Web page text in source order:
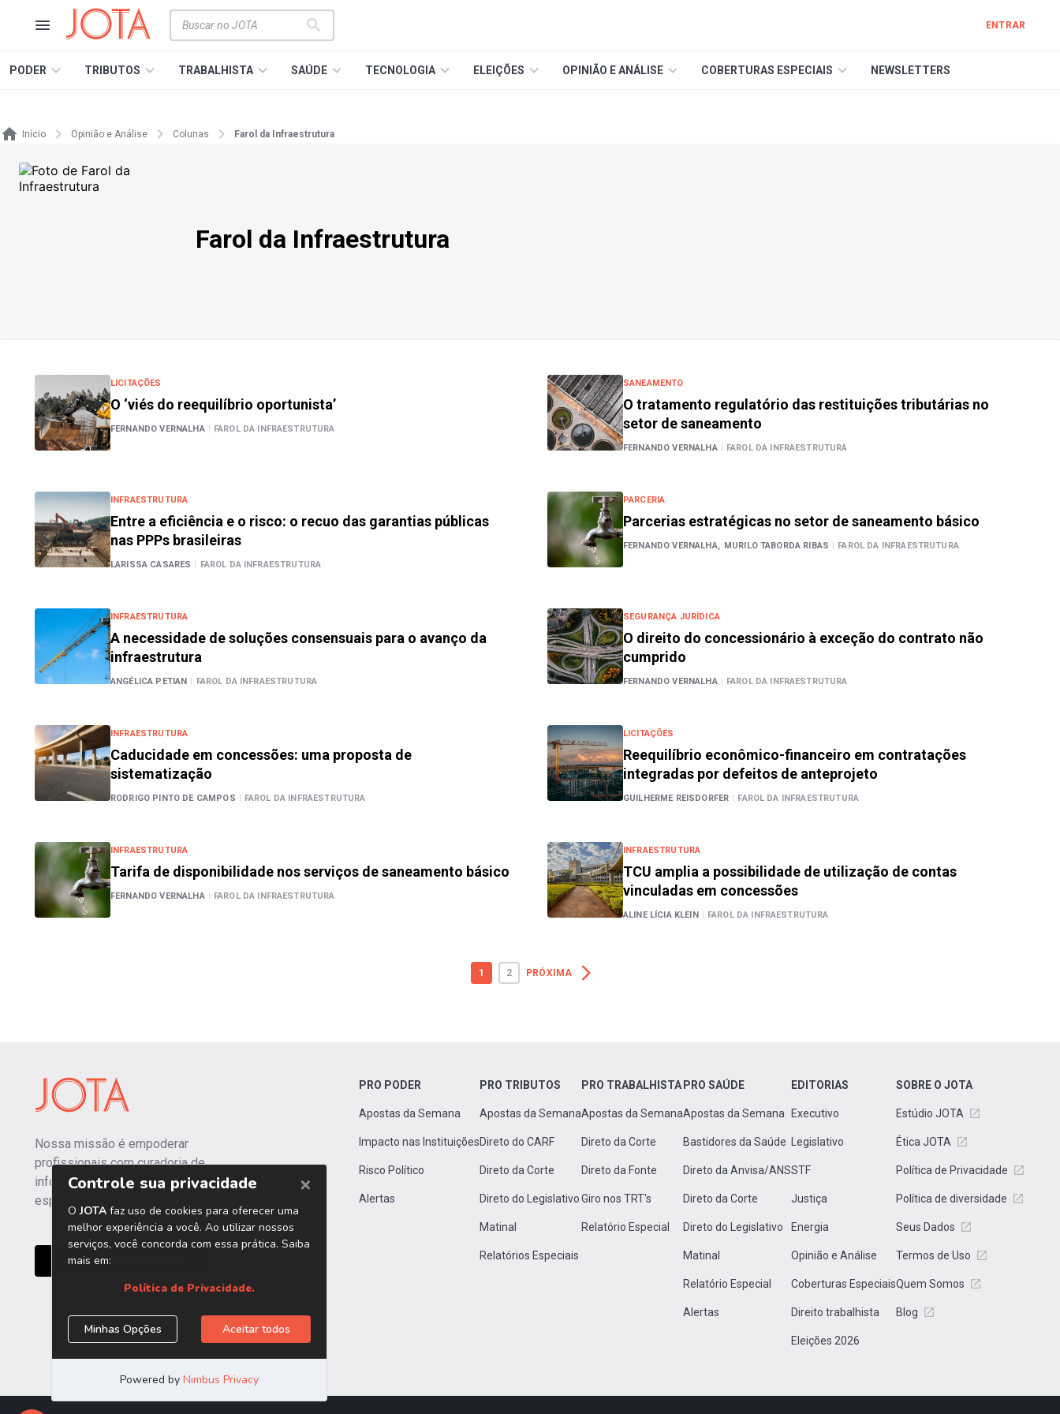
ENTRAR
PODER TRIBUTOS TRABALHISTA SAÚDE TECNOLOGIA ELEIÇÕES OPINIÃO E ANÁLISE COBERTURAS ESPECIAIS NEWSLETTERS
Início Opinião e Análise Colunas Farol da Infraestrutura
Farol da Infraestrutura
LICITAÇÕES
O ‘viés do reequilíbrio oportunista’
FERNANDO VERNALHA | FAROL DA INFRAESTRUTURA
SANEAMENTO
O tratamento regulatório das restituições tributárias no
setor de saneamento
FERNANDO VERNALHA | FAROL DA INFRAESTRUTURA
INFRAESTRUTURA
Entre a eficiência e o risco: o recuo das garantias públicas
nas PPPs brasileiras
LARISSA CASARES | FAROL DA INFRAESTRUTURA
PARCERIA
Parcerias estratégicas no setor de saneamento básico
FERNANDO VERNALHA, MURILO TABORDA RIBAS | FAROL DA INFRAESTRUTURA
INFRAESTRUTURA
A necessidade de soluções consensuais para o avanço da
infraestrutura
ANGÉLICA PETIAN | FAROL DA INFRAESTRUTURA
SEGURANÇA JURÍDICA
O direito do concessionário à exceção do contrato não
cumprido
FERNANDO VERNALHA | FAROL DA INFRAESTRUTURA
INFRAESTRUTURA
Caducidade em concessões: uma proposta de
sistematização
RODRIGO PINTO DE CAMPOS | FAROL DA INFRAESTRUTURA
LICITAÇÕES
Reequilíbrio econômico-financeiro em contratações
integradas por defeitos de anteprojeto
GUILHERME REISDORFER | FAROL DA INFRAESTRUTURA
INFRAESTRUTURA
Tarifa de disponibilidade nos serviços de saneamento básico
FERNANDO VERNALHA | FAROL DA INFRAESTRUTURA
INFRAESTRUTURA
TCU amplia a possibilidade de utilização de contas
vinculadas em concessões
ALINE LÍCIA KLEIN | FAROL DA INFRAESTRUTURA
1 2 PRÓXIMA
Nossa missão é empoderar
profissionais com curadoria de
informações independentes e
especializadas.
CONHEÇA O JOTA PRO
PRO PODER
Apostas da Semana
Impacto nas Instituições
Risco Político
Alertas
PRO TRIBUTOS
Apostas da Semana
Direto do CARF
Direto da Corte
Direto do Legislativo
Matinal
Relatórios Especiais
PRO TRABALHISTA
Apostas da Semana
Direto da Corte
Direto da Fonte
Giro nos TRT's
Relatório Especial
PRO SAÚDE
Apostas da Semana
Bastidores da Saúde
Direto da Anvisa/ANS
Direto da Corte
Direto do Legislativo
Matinal
Relatório Especial
Alertas
EDITORIAS
Executivo
Legislativo
STF
Justiça
Energia
Opinião e Análise
Coberturas Especiais
Direito trabalhista
Eleições 2026
SOBRE O JOTA
Estúdio JOTA
Ética JOTA
Política de Privacidade
Política de diversidade
Seus Dados
Termos de Uso
Quem Somos
Blog